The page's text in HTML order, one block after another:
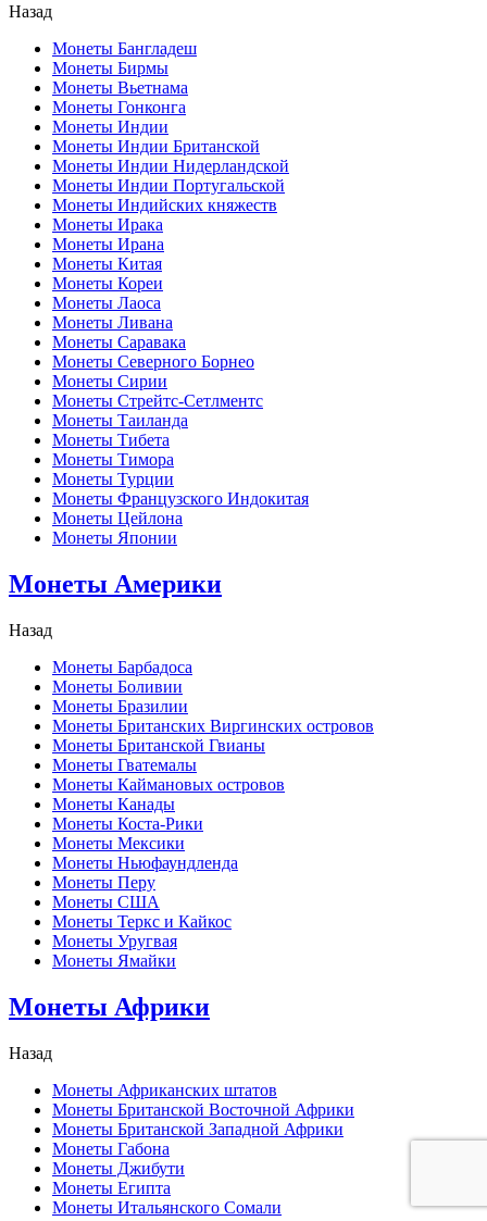
Назад
Монеты Бангладеш
Монеты Бирмы
Монеты Вьетнама
Монеты Гонконга
Монеты Индии
Монеты Индии Британской
Монеты Индии Нидерландской
Монеты Индии Португальской
Монеты Индийских княжеств
Монеты Ирака
Монеты Ирана
Монеты Китая
Монеты Кореи
Монеты Лаоса
Монеты Ливана
Монеты Саравака
Монеты Северного Борнео
Монеты Сирии
Монеты Стрейтс-Сетлментс
Монеты Таиланда
Монеты Тибета
Монеты Тимора
Монеты Турции
Монеты Французского Индокитая
Монеты Цейлона
Монеты Японии
Монеты Америки
Назад
Монеты Барбадоса
Монеты Боливии
Монеты Бразилии
Монеты Британских Виргинских островов
Монеты Британской Гвианы
Монеты Гватемалы
Монеты Каймановых островов
Монеты Канады
Монеты Коста-Рики
Монеты Мексики
Монеты Ньюфаундленда
Монеты Перу
Монеты США
Монеты Теркс и Кайкос
Монеты Уругвая
Монеты Ямайки
Монеты Африки
Назад
Монеты Африканских штатов
Монеты Британской Восточной Африки
Монеты Британской Западной Африки
Монеты Габона
Монеты Джибути
Монеты Египта
Монеты Итальянского Сомали